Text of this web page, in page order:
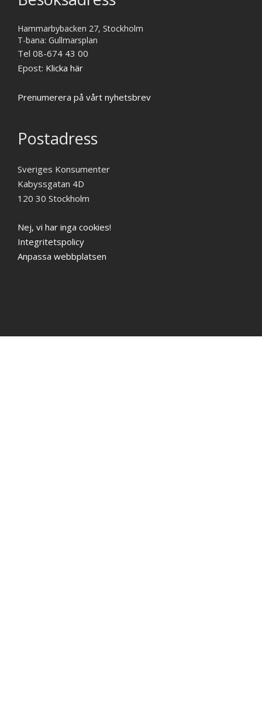
Hammarbybacken 27, Stockholm
T-bana: Gullmarsplan
Tel 08-674 43 00
Epost: Klicka här
Prenumerera på vårt nyhetsbrev
Postadress
Sveriges Konsumenter
Kabyssgatan 4D
120 30 Stockholm
Nej, vi har inga cookies!
Integritetspolicy
Anpassa webbplatsen